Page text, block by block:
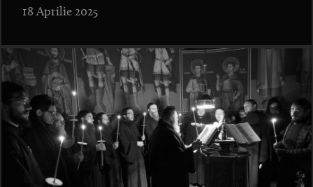
18 Aprilie 2025